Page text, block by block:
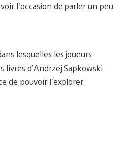
l’occasion de parler un peu
lesquelles les joueurs
livres d’Andrzej Sapkowski
pouvoir l’explorer.